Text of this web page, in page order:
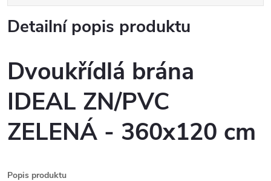
Detailní popis produktu
Dvoukřídlá brána
IDEAL ZN/PVC
ZELENÁ - 360x120 cm
Popis produktu